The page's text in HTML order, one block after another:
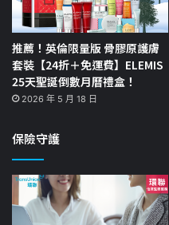
推薦！英倫限量版 骨膠原護膚
套裝【24折＋免運費】ELEMIS
25天聖誕倒數月曆禮盒！
2026 年 5 月 18 日
保險守護